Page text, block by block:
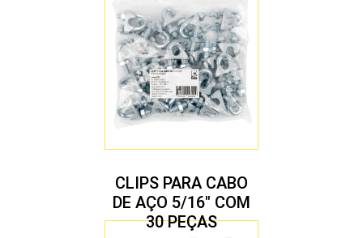
CLIPS PARA CABO
DE AÇO 5/16″ COM
30 PEÇAS